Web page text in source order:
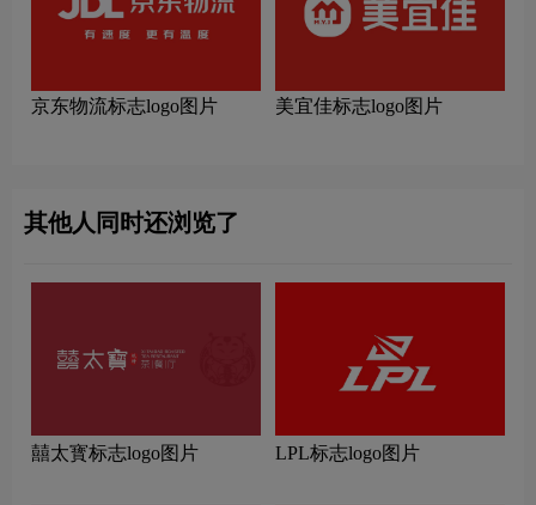
京东物流标志logo图片 美宜佳标志logo图片
其他人同时还浏览了
囍太寳标志logo图片 LPL标志logo图片